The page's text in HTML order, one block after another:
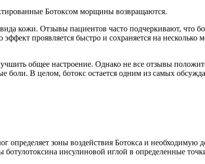
Ботоксом морщины возвращаются.
кожи. Отзывы пациентов часто подчеркивают, что
проявляется быстро и сохраняется на несколько
общее настроение. Однако не все отзывы
В целом, ботокс остается одним из самых
определяет зоны воздействия Ботокса и необходимую
инсулиновой иглой в определенные